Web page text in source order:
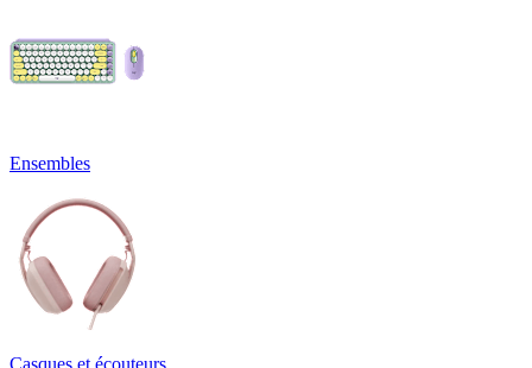
Ensembles
Casques et écouteurs